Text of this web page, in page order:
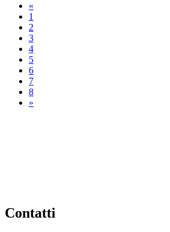
«
1
2
3
4
5
6
7
8
»
Contatti